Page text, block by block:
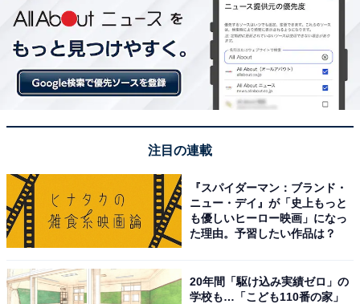
楽天トラベルで温泉SALEを見る
※掲載されている情報は記事公開時のものです。あらか
じめご了承ください。
また、記事中の宿泊プランを予約すると、売上の一部が
オールアバウトに還元されることがあります。
この記事の執筆者：
いもの部
注目の連載
『スパイダーマン：ブランド・
ニュー・デイ』が「史上もっと
も優しいヒーロー映画」になっ
た理由。予習したい作品は？
20年間「駆け込み実績ゼロ」の
学校も…「こども110番の家」